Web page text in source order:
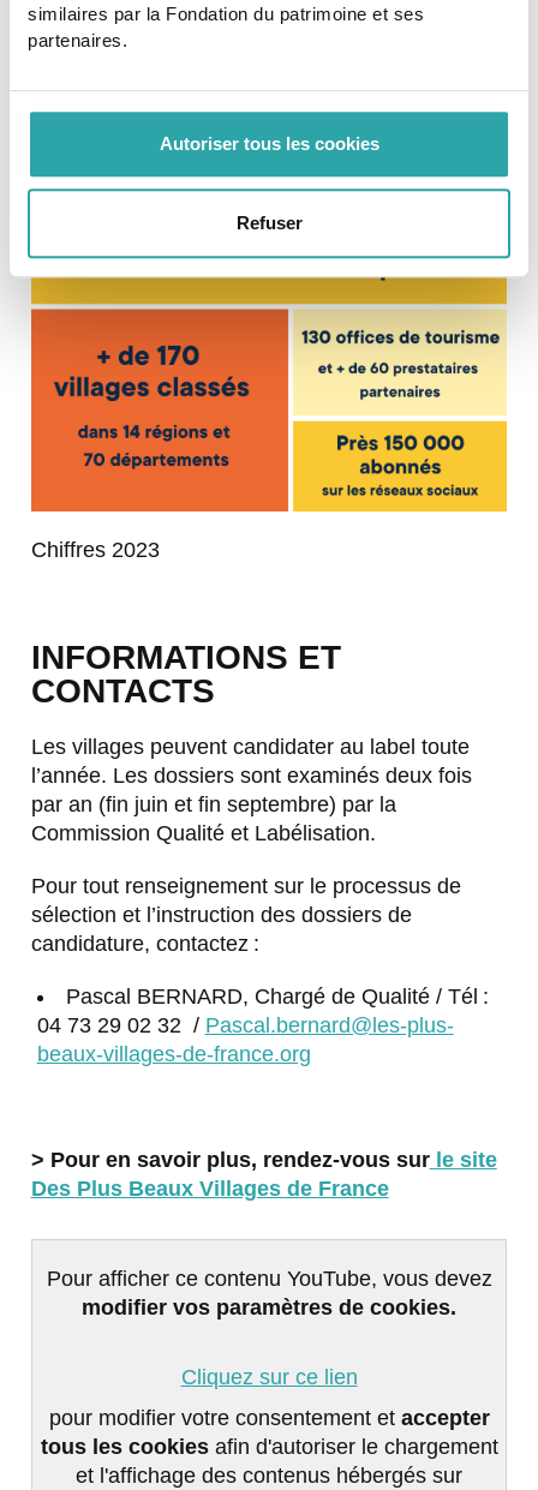
similaires par la Fondation du patrimoine et ses
partenaires.
Autoriser tous les cookies
Refuser
l’activité économiquebasés sur le tourisme
vert et patrimonial, le terroir et les savoir-faire.
QUELQUES CHIFFRES
CLEFS
Chiffres 2023
INFORMATIONS ET
CONTACTS
Les villages peuvent candidater au label toute
l’année. Les dossiers sont examinés deux fois
par an (fin juin et fin septembre) par la
Commission Qualité et Labélisation.
Pour tout renseignement sur le processus de
sélection et l’instruction des dossiers de
candidature, contactez :
Pascal BERNARD, Chargé de Qualité / Tél :
04 73 29 02 32 / Pascal.bernard@les-plus-
beaux-villages-de-france.org
> Pour en savoir plus, rendez-vous surle site
Des Plus Beaux Villages de France
Pour afficher ce contenu YouTube, vous devez
modifier vos paramètres de cookies.
Cliquez sur ce lien
pour modifier votre consentement et accepter
tous les cookies afin d'autoriser le chargement
et l'affichage des contenus hébergés sur